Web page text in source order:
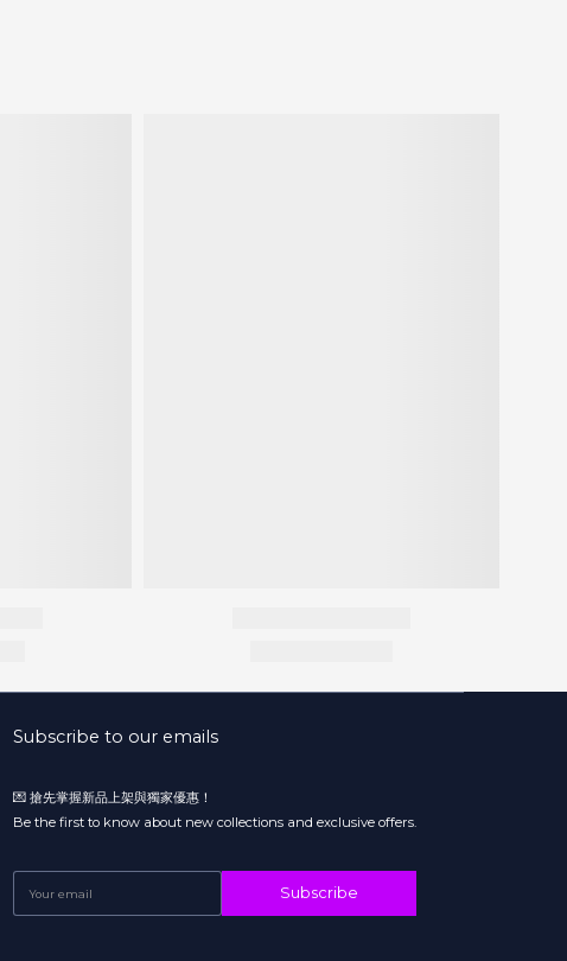
Subscribe to our emails
💌 搶先掌握新品上架與獨家優惠！
Be the first to know about new collections and exclusive offers.
Subscribe